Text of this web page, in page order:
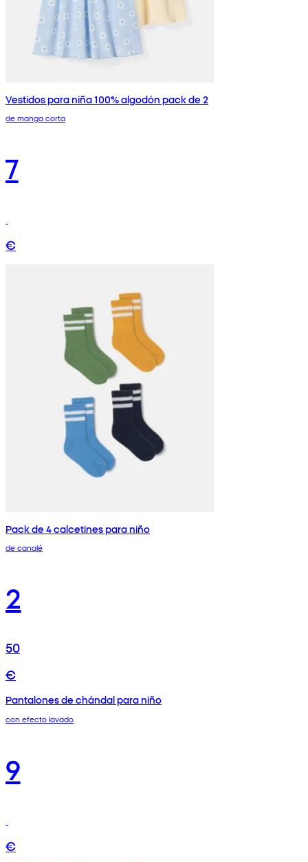
Vestidos para niña 100% algodón pack de 2
de manga corta
7
€
Pack de 4 calcetines para niño
de canalé
2
50
€
Pantalones de chándal para niño
con efecto lavado
9
€